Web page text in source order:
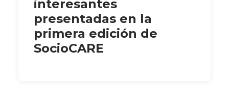
interesantes
presentadas en la
primera edición de
SocioCARE